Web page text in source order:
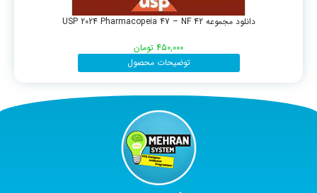
دانلود مجموعه USP 2024 Pharmacopeia 47 – NF 42
450,000 تومان
توضیحات محصول